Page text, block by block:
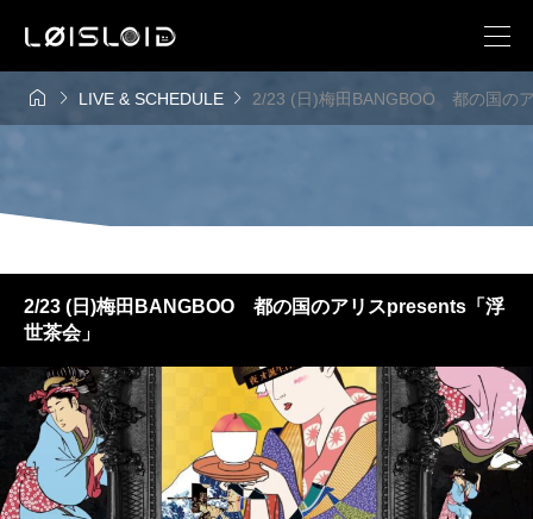
  LIVE & SCHEDULE  2/23 (日)梅田BANGBOO 都の国の
2/23 (日)梅田BANGBOO 都の国のアリスpresents「浮
世茶会」